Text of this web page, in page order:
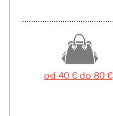
od 40 € do 80 €